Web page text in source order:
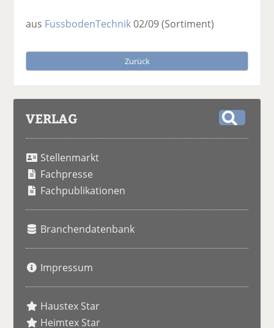
aus FussbodenTechnik02/09(Sortiment)
Zurück
VERLAG
Stellenmarkt
Fachpresse
Fachpublikationen
Branchendatenbank
Impressum
Haustex Star
Heimtex Star